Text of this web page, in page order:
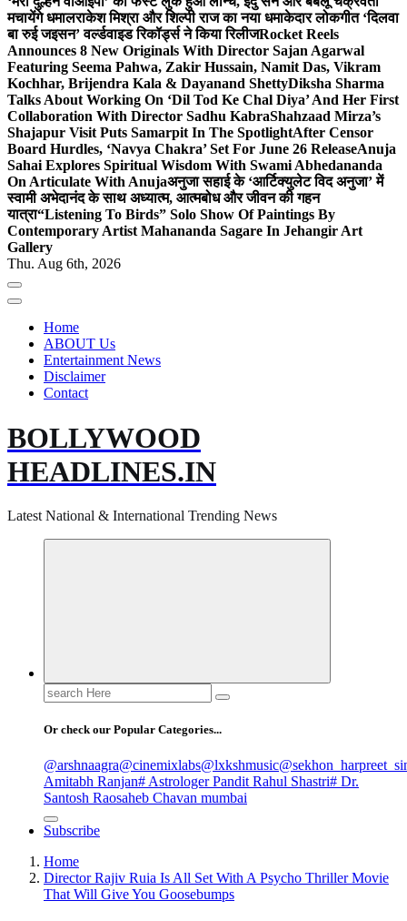
मचायेंगे धमालराकेश मिश्रा और शिल्पी राज का नया धमाकेदार लोकगीत ‘दिलवा
बा रुई जइसन’ वर्ल्डवाइड रिकॉर्ड्स ने किया रिलीजRocket Reels
Announces 8 New Originals With Director Sajan Agarwal
Featuring Seema Pahwa, Zakir Hussain, Namit Das, Vikram
Kochhar, Brijendra Kala & Dayanand ShettyDiksha Sharma
Talks About Working On ‘Dil Tod Ke Chal Diya’ And Her First
Collaboration With Director Sadhu KabraShahzaad Mirza’s
Shajapur Visit Puts Samarpit In The SpotlightAfter Censor
Board Hurdles, ‘Navya Chakra’ Set For June 26 ReleaseAnuja
Sahai Explores Spiritual Wisdom With Swami Abhedananda
On Articulate With Anujaअनुजा सहाई के ‘आर्टिक्युलेट विद अनुजा’ में
स्वामी अभेदानंद के साथ अध्यात्म, आत्मबोध और जीवन की गहन
यात्रा“Listening To Birds” Solo Show Of Paintings By
Contemporary Artist Mahananda Sagare In Jehangir Art
Gallery
Thu. Aug 6th, 2026
Home
ABOUT Us
Entertainment News
Disclaimer
Contact
BOLLYWOOD
HEADLINES.IN
Latest National & International Trending News
Search
for:
Or check our Popular Categories...
@arshnaagra@cinemixlabs@lxkshmusic
Amitabh Ranjan# Astrologer Pandit Rahul Shastri# Dr.
Santosh Raosaheb Chavan mumbai
Subscribe
Home
Director Rajiv Ruia Is All Set With A Psycho Thriller Movie
That Will Give You Goosebumps